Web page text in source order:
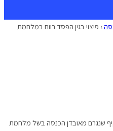
› פיצוי בגין הפסד רווח במלחמת
שנגרם מאובדן הכנסה בשל מלחמת